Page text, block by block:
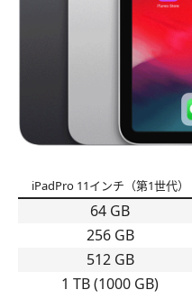
iPadPro 11インチ（第1世代）
64 GB
256 GB
512 GB
1 TB (1000 GB)